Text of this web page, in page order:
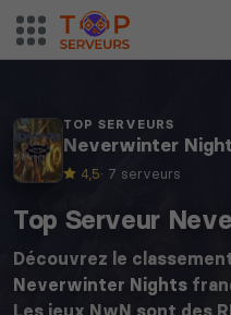
TOP SERVEURS
Neverwinter
4,5· 7 serveurs
Top Serveur
Découvrez le
Neverwinter Nights
Les jeux NwN sont des